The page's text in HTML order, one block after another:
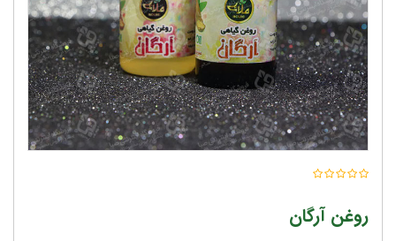
روغن آرگان